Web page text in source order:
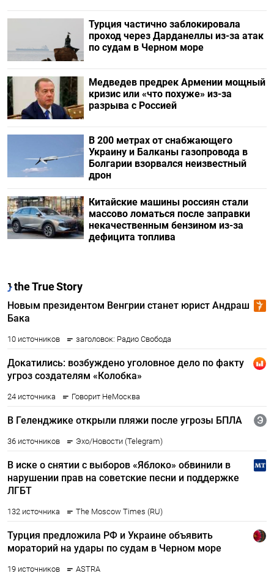
Турция частично заблокировала
проход через Дарданеллы из-за атак
по судам в Черном море
Медведев предрек Армении мощный
кризис или «что похуже» из-за
разрыва с Россией
В 200 метрах от снабжающего
Украину и Балканы газопровода в
Болгарии взорвался неизвестный
дрон
Китайские машины россиян стали
массово ломаться после заправки
некачественным бензином из-за
дефицита топлива